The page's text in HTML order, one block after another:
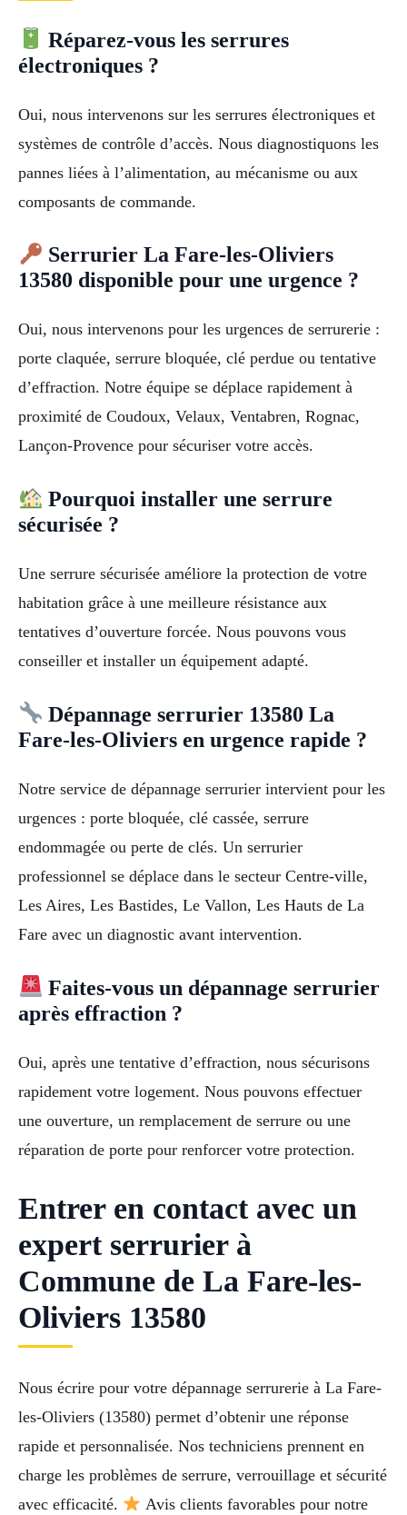
Réparez-vous les serrures
électroniques ?
Oui, nous intervenons sur les serrures électroniques et
systèmes de contrôle d’accès. Nous diagnostiquons les
pannes liées à l’alimentation, au mécanisme ou aux
composants de commande.
Serrurier La Fare-les-Oliviers
13580 disponible pour une urgence ?
Oui, nous intervenons pour les urgences de serrurerie :
porte claquée, serrure bloquée, clé perdue ou tentative
d’effraction. Notre équipe se déplace rapidement à
proximité de Coudoux, Velaux, Ventabren, Rognac,
Lançon-Provence pour sécuriser votre accès.
Pourquoi installer une serrure
sécurisée ?
Une serrure sécurisée améliore la protection de votre
habitation grâce à une meilleure résistance aux
tentatives d’ouverture forcée. Nous pouvons vous
conseiller et installer un équipement adapté.
Dépannage serrurier 13580 La
Fare-les-Oliviers en urgence rapide ?
Notre service de dépannage serrurier intervient pour les
urgences : porte bloquée, clé cassée, serrure
endommagée ou perte de clés. Un serrurier
professionnel se déplace dans le secteur Centre-ville,
Les Aires, Les Bastides, Le Vallon, Les Hauts de La
Fare avec un diagnostic avant intervention.
Faites-vous un dépannage serrurier
après effraction ?
Oui, après une tentative d’effraction, nous sécurisons
rapidement votre logement. Nous pouvons effectuer
une ouverture, un remplacement de serrure ou une
réparation de porte pour renforcer votre protection.
Entrer en contact avec un
expert serrurier à
Commune de La Fare-les-
Oliviers 13580
Nous écrire pour votre dépannage serrurerie à La Fare-
les-Oliviers (13580) permet d’obtenir une réponse
rapide et personnalisée. Nos techniciens prennent en
charge les problèmes de serrure, verrouillage et sécurité
avec efficacité.
Avis clients favorables pour notre